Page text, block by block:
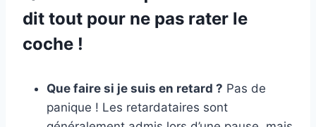
dit tout pour ne pas rater le
coche !
Que faire si je suis en retard ? Pas de
panique ! Les retardataires sont